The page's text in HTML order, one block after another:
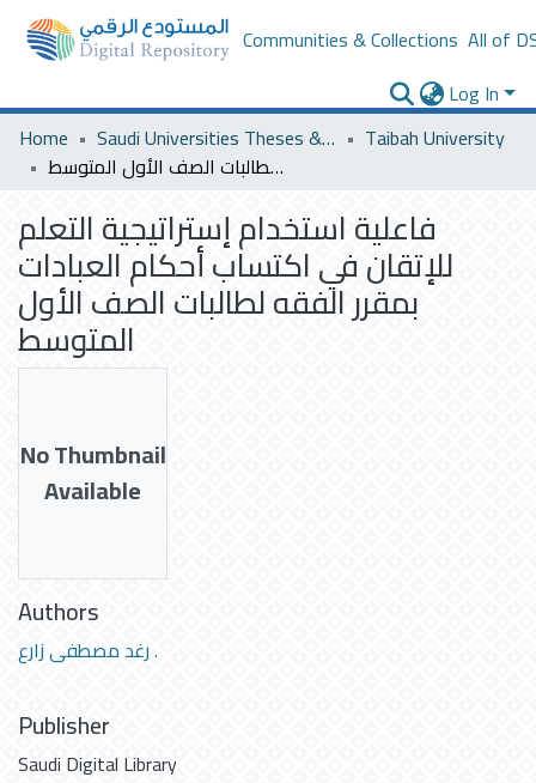
Communities & Collections All of
Log In
Home
Saudi Universities Theses & Dissertations
Taibah University
فاعلية استخدام إستراتيجية التعلم للإتقان في اكتساب أحكام العبادات بمقرر الفقه لطالبات الصف الأول المتوسط
فاعلية استخدام إستراتيجية التعلم
للإتقان في اكتساب أحكام العبادات
بمقرر الفقه لطالبات الصف الأول
المتوسط
No Thumbnail
Available
Authors
رغد مصطفى زارع .
Publisher
Saudi Digital Library